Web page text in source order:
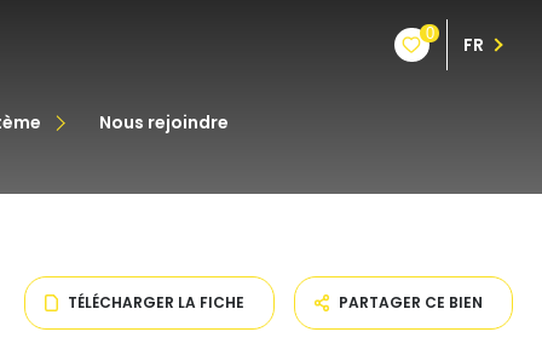
0 FR
nous rejoindre
TÉLÉCHARGER LA FICHE PARTAGER CE BIEN